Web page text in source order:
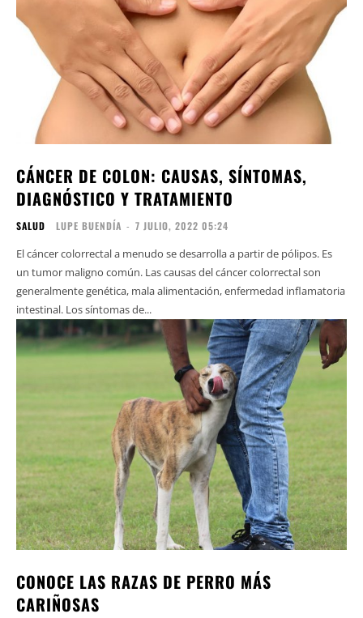
CÁNCER DE COLON: CAUSAS, SÍNTOMAS,
DIAGNÓSTICO Y TRATAMIENTO
SALUD LUPE BUENDÍA - 7 JULIO, 2022 05:24
El cáncer colorrectal a menudo se desarrolla a partir de pólipos. Es
un tumor maligno común. Las causas del cáncer colorrectal son
generalmente genética, mala alimentación, enfermedad inflamatoria
intestinal. Los síntomas de...
CONOCE LAS RAZAS DE PERRO MÁS
CARIÑOSAS